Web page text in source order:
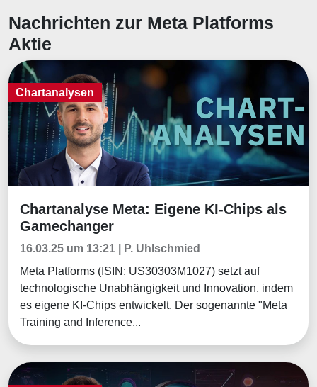
Nachrichten zur Meta Platforms
Aktie
Chartanalysen
Chartanalysen
Chartanalyse Meta: Eigene KI-Chips als
Gamechanger
16.03.25 um 13:21 | P. Uhlschmied
Meta Platforms (ISIN: US30303M1027) setzt auf
technologische Unabhängigkeit und Innovation, indem
es eigene KI-Chips entwickelt. Der sogenannte "Meta
Training and Inference...